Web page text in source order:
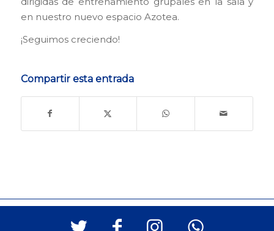
en nuestro nuevo espacio Azotea.
¡Seguimos creciendo!
Compartir esta entrada